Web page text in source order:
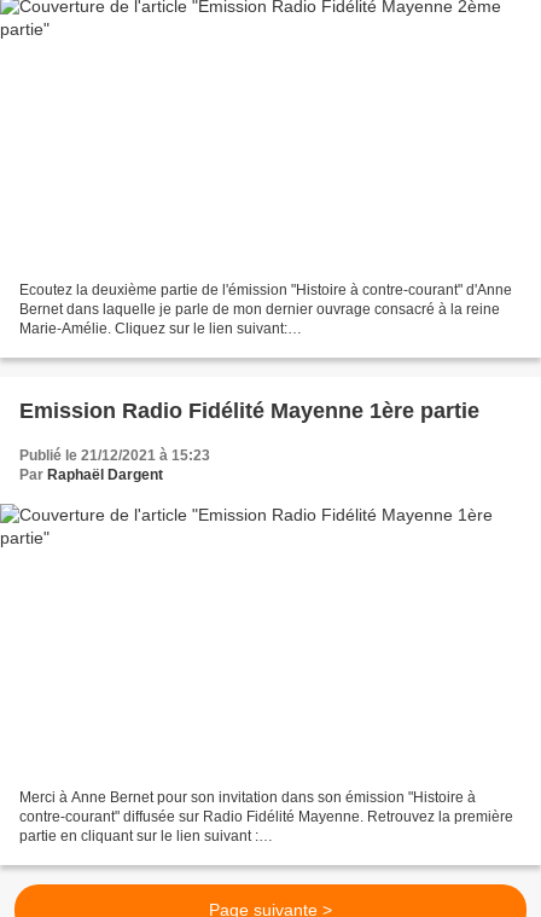
Ecoutez la deuxième partie de l'émission "Histoire à contre-courant" d'Anne
Bernet dans laquelle je parle de mon dernier ouvrage consacré à la reine
Marie-Amélie. Cliquez sur le lien suivant:
Emission Radio Fidélité Mayenne 1ère partie
Publié le 21/12/2021 à 15:23
Par Raphaël Dargent
Merci à Anne Bernet pour son invitation dans son émission "Histoire à
contre-courant" diffusée sur Radio Fidélité Mayenne. Retrouvez la première
partie en cliquant sur le lien suivant :
Page suivante >